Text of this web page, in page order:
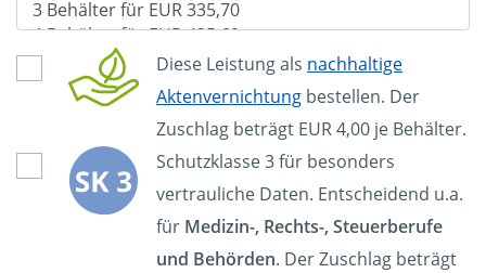
Diese Leistung als nachhaltige
Aktenvernichtung bestellen. Der
Zuschlag beträgt EUR 4,00 je Behälter.
Schutzklasse 3 für besonders
vertrauliche Daten. Entscheidend u.a.
für Medizin-, Rechts-, Steuerberufe
und Behörden. Der Zuschlag beträgt